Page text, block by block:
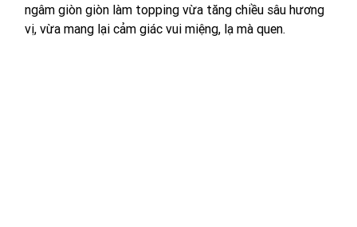
ngâm giòn giòn làm topping vừa tăng chiều sâu hương
vị, vừa mang lại cảm giác vui miệng, lạ mà quen.